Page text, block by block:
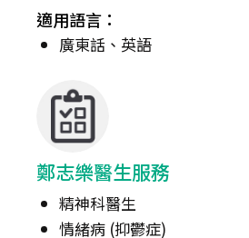
適用語言：
廣東話、英語
鄭志樂醫生服務
精神科醫生
情緒病 (抑鬱症)